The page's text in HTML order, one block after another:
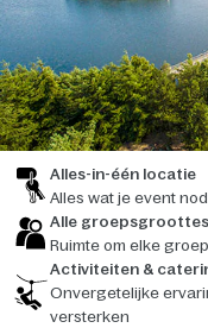
Alles-in-één locatie
Alles wat je event
Alle groepsgroottes
Ruimte om elke
Activiteiten &
Onvergetelijke
versterken